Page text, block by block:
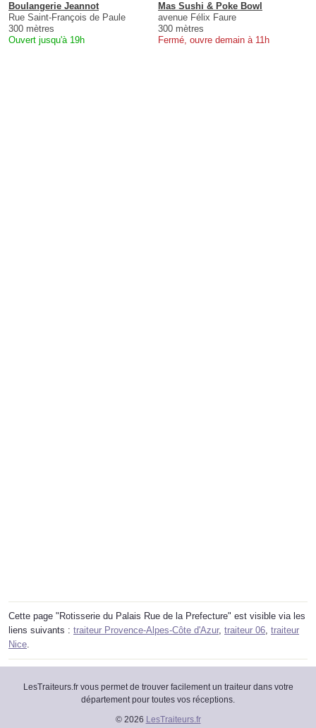
Boulangerie Jeannot
Rue Saint-François de Paule
300 mètres
Ouvert jusqu'à 19h
Mas Sushi & Poke Bowl
avenue Félix Faure
300 mètres
Fermé, ouvre demain à 11h
Cette page "Rotisserie du Palais Rue de la Prefecture" est visible via les
liens suivants : traiteur Provence-Alpes-Côte d'Azur, traiteur 06, traiteur
Nice.
LesTraiteurs.fr vous permet de trouver facilement un traiteur dans votre
département pour toutes vos réceptions.
© 2026 LesTraiteurs.fr